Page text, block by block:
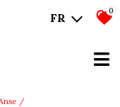
FR
0